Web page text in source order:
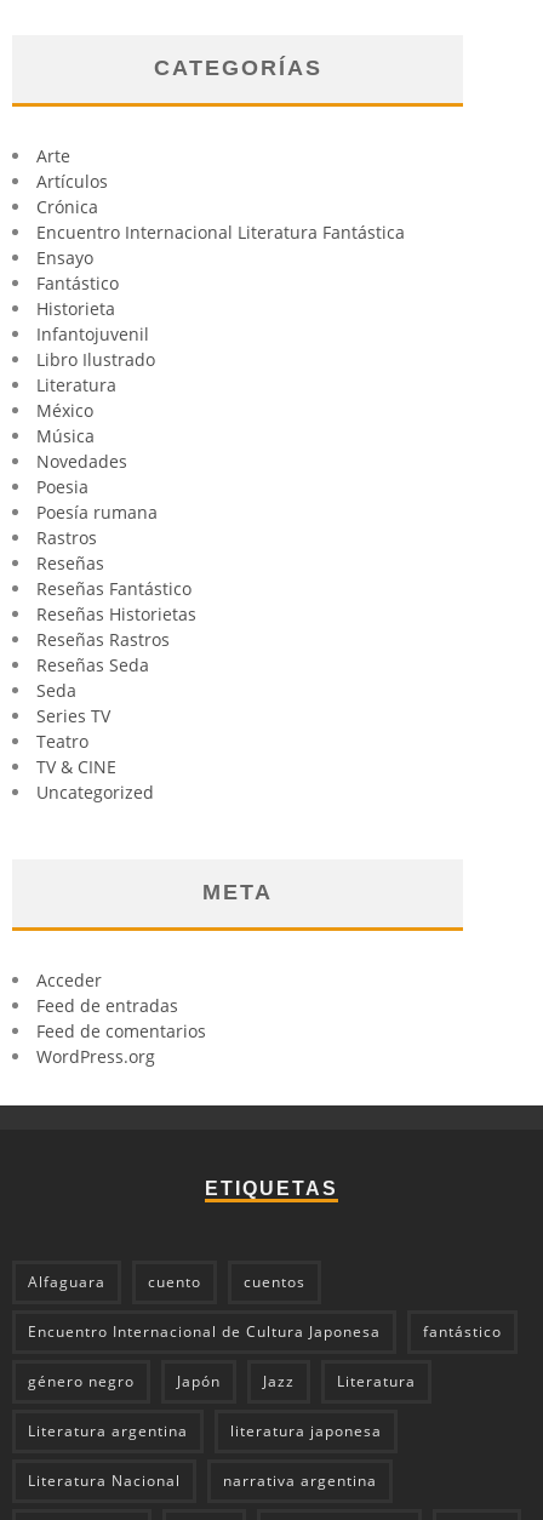
CATEGORÍAS
Arte
Artículos
Crónica
Encuentro Internacional Literatura Fantástica
Ensayo
Fantástico
Historieta
Infantojuvenil
Libro Ilustrado
Literatura
México
Música
Novedades
Poesia
Poesía rumana
Rastros
Reseñas
Reseñas Fantástico
Reseñas Historietas
Reseñas Rastros
Reseñas Seda
Seda
Series TV
Teatro
TV & CINE
Uncategorized
META
Acceder
Feed de entradas
Feed de comentarios
WordPress.org
ETIQUETAS
Alfaguara cuento cuentos
Encuentro Internacional de Cultura Japonesa fantástico
género negro Japón Jazz Literatura
Literatura argentina literatura japonesa
Literatura Nacional narrativa argentina